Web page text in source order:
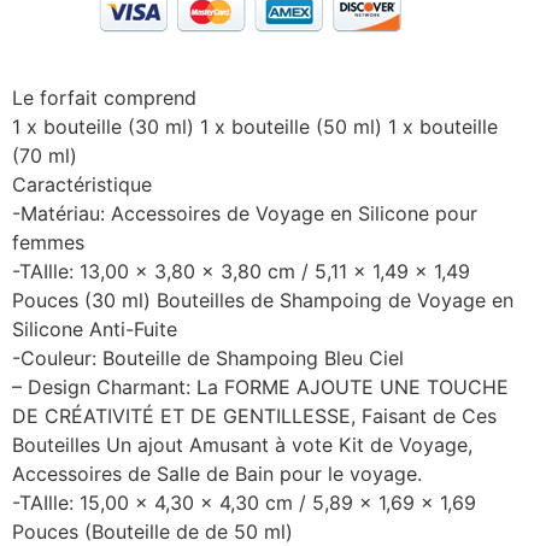
Le forfait comprend
1 x bouteille (30 ml) 1 x bouteille (50 ml) 1 x bouteille
(70 ml)
Caractéristique
-Matériau: Accessoires de Voyage en Silicone pour
femmes
-TAIlle: 13,00 x 3,80 x 3,80 cm / 5,11 x 1,49 x 1,49
Pouces (30 ml) Bouteilles de Shampoing de Voyage en
Silicone Anti-Fuite
-Couleur: Bouteille de Shampoing Bleu Ciel
– Design Charmant: La FORME AJOUTE UNE TOUCHE
DE CRÉATIVITÉ ET DE GENTILLESSE, Faisant de Ces
Bouteilles Un ajout Amusant à vote Kit de Voyage,
Accessoires de Salle de Bain pour le voyage.
-TAIlle: 15,00 x 4,30 x 4,30 cm / 5,89 x 1,69 x 1,69
Pouces (Bouteille de de 50 ml)